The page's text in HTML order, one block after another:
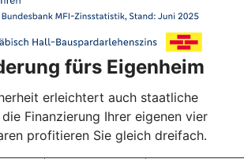
fürs Eigenheim
erleichtert auch staatliche
Finanzierung Ihrer eigenen vier
profitieren Sie gleich dreifach.